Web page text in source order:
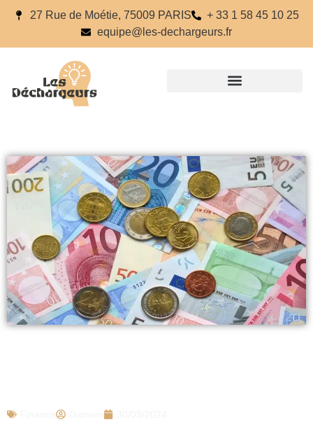
27 Rue de Moétie, 75009 PARIS
+ 33 1 58 45 10 25
equipe@les-dechargeurs.fr